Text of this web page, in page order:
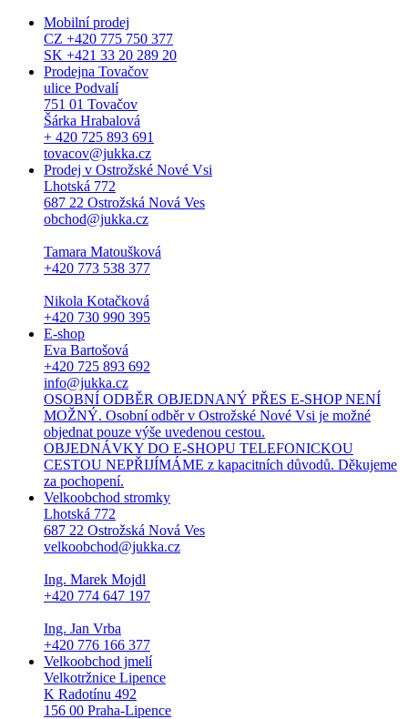
Mobilní prodej
CZ +420 775 750 377
SK +421 33 20 289 20
Prodejna Tovačov
ulice Podvalí
751 01 Tovačov
Šárka Hrabalová
+ 420 725 893 691
tovacov@jukka.cz
Prodej v Ostrožské Nové Vsi
Lhotská 772
687 22 Ostrožská Nová Ves
obchod@jukka.cz
Tamara Matoušková
+420 773 538 377
Nikola Kotačková
+420 730 990 395
E-shop
Eva Bartošová
+420 725 893 692
info@jukka.cz
OSOBNÍ ODBĚR OBJEDNANÝ PŘES E-SHOP NENÍ
MOŽNÝ. Osobní odběr v Ostrožské Nové Vsi je možné
objednat pouze výše uvedenou cestou.
OBJEDNÁVKY DO E-SHOPU TELEFONICKOU
CESTOU NEPŘIJÍMÁME z kapacitních důvodů. Děkujeme
za pochopení.
Velkoobchod stromky
Lhotská 772
687 22 Ostrožská Nová Ves
velkoobchod@jukka.cz
Ing. Marek Mojdl
+420 774 647 197
Ing. Jan Vrba
+420 776 166 377
Velkoobchod jmelí
Velkotržnice Lipence
K Radotínu 492
156 00 Praha-Lipence